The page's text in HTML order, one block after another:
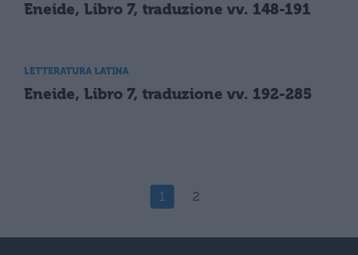
Eneide, Libro 7, traduzione vv. 148-191
LETTERATURA LATINA
Eneide, Libro 7, traduzione vv. 192-285
1 2